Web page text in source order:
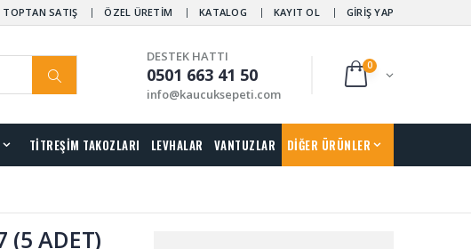
TOPTAN SATIŞ ÖZEL ÜRETİM KATALOG KAYIT OL GİRİŞ YAP
DESTEK HATTI
0501 663 41 50
info@kaucuksepeti.com
0
TİTREŞİM TAKOZLARI LEVHALAR VANTUZLAR DİĞER ÜRÜNLER
ADET)